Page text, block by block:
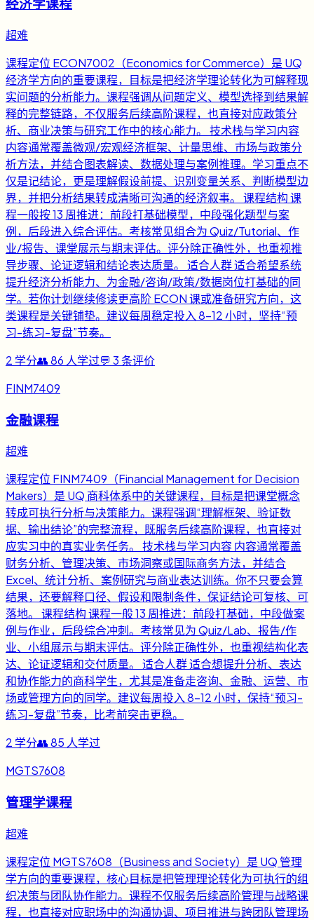
经济学课程
超难
课程定位 ECON7002（Economics for Commerce）是 UQ
经济学方向的重要课程，目标是把经济学理论转化为可解释现
实问题的分析能力。课程强调从问题定义、模型选择到结果解
释的完整链路，不仅服务后续高阶课程，也直接对应政策分
析、商业决策与研究工作中的核心能力。 技术栈与学习内容
内容通常覆盖微观/宏观经济框架、计量思维、市场与政策分
析方法，并结合图表解读、数据处理与案例推理。学习重点不
仅是记结论，更是理解假设前提、识别变量关系、判断模型边
界，并把分析结果转成清晰可沟通的经济叙事。 课程结构 课
程一般按 13 周推进：前段打基础模型，中段强化题型与案
例，后段进入综合评估。考核常见组合为 Quiz/Tutorial、作
业/报告、课堂展示与期末评估。评分除正确性外，也重视推
导步骤、论证逻辑和结论表达质量。 适合人群 适合希望系统
提升经济分析能力、为金融/咨询/政策/数据岗位打基础的同
学。若你计划继续修读更高阶 ECON 课或准备研究方向，这
类课程是关键铺垫。建议每周稳定投入 8-12 小时，坚持“预
习-练习-复盘”节奏。
2 学分👥86 人学过💬 3条评价
FINM7409
金融课程
超难
课程定位 FINM7409（Financial Management for Decision
Makers）是 UQ 商科体系中的关键课程，目标是把课堂概念
转成可执行分析与决策能力。课程强调“理解框架、验证数
据、输出结论”的完整流程，既服务后续高阶课程，也直接对
应实习中的真实业务任务。 技术栈与学习内容 内容通常覆盖
财务分析、管理决策、市场洞察或国际商务方法，并结合
Excel、统计分析、案例研究与商业表达训练。你不只要会算
结果，还要解释口径、假设和限制条件，保证结论可复核、可
落地。 课程结构 课程一般 13 周推进：前段打基础，中段做案
例与作业，后段综合冲刺。考核常见为 Quiz/Lab、报告/作
业、小组展示与期末评估。评分除正确性外，也重视结构化表
达、论证逻辑和交付质量。 适合人群 适合想提升分析、表达
和协作能力的商科学生，尤其是准备走咨询、金融、运营、市
场或管理方向的同学。建议每周投入 8-12 小时，保持“预习-
练习-复盘”节奏，比考前突击更稳。
2 学分👥85 人学过
MGTS7608
管理学课程
超难
课程定位 MGTS7608（Business and Society）是 UQ 管理
学方向的重要课程，核心目标是把管理理论转化为可执行的组
织决策与团队协作能力。课程不仅服务后续高阶管理与战略课
程，也直接对应职场中的沟通协调、项目推进与跨团队管理场